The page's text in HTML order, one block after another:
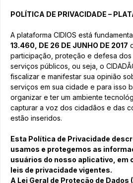
POLÍTICA DE PRIVACIDADE –
A plataforma CIDIOS está
13.460, DE 26 DE JUNHO DE 2017
participação, proteção e defesa
serviços públicos, ou seja, o
fiscalizar e manifestar sua opinião
serviços em sua cidade e para isso
organizar e ter um ambiente
capturar a voz dos cidadãos e das
estão inseridos.
Esta Política de Privacidade
usamos e protegemos as
usuários do nosso aplicativo, em
leis de privacidade vigentes.
A Lei Geral de Proteção de Dados